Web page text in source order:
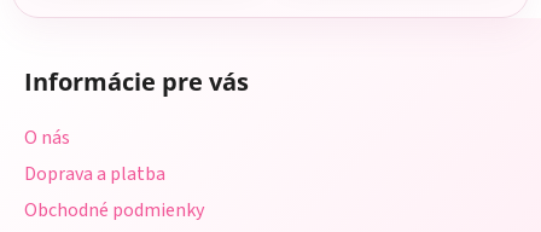
Informácie pre vás
O nás
Doprava a platba
Obchodné podmienky